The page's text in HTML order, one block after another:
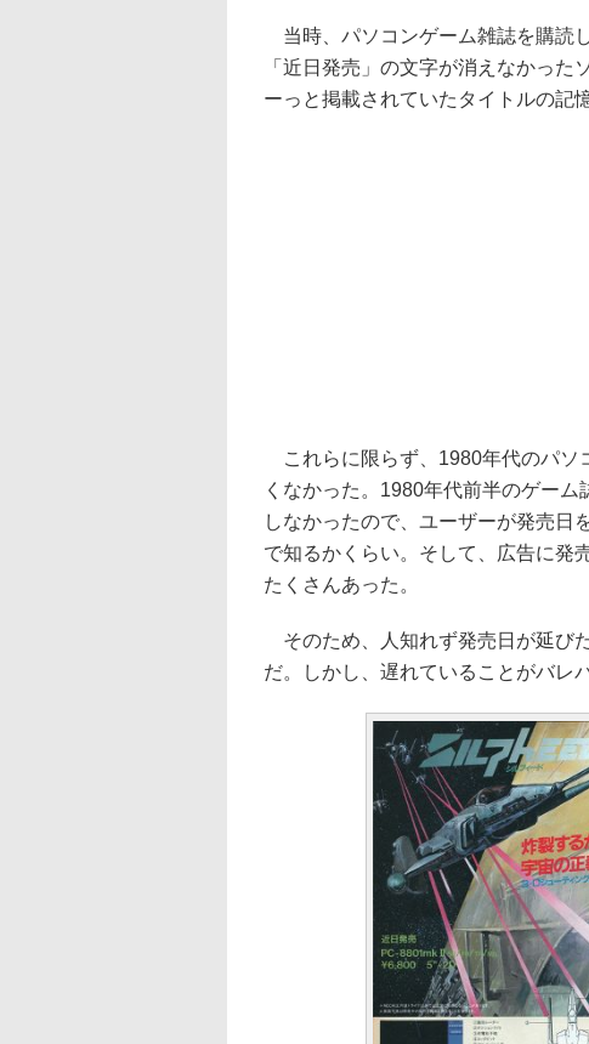
当時、パソコンゲーム雑誌を購読
「近日発売」の文字が消えなかっ
ーっと掲載されていたタイトルの記
これらに限らず、1980年代のパソ
くなかった。1980年代前半のゲー
しなかったので、ユーザーが発売日
で知るかくらい。そして、広告に発
たくさんあった。
そのため、人知れず発売日が延び
だ。しかし、遅れていることがバレ